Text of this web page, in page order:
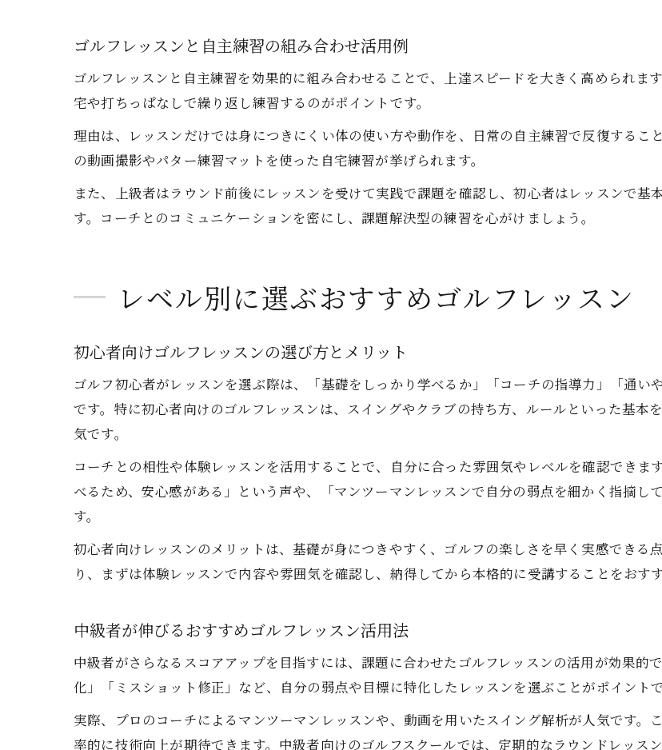
ゴルフレッスンと自主練習の組み合わせ活用例
ゴルフレッスンと自主練習を効果的に組み合わせることで、上達スピードを大きく高められま
宅や打ちっぱなしで繰り返し練習するのがポイントです。
理由は、レッスンだけでは身につきにくい体の使い方や動作を、日常の自主練習で反復する
の動画撮影やパター練習マットを使った自宅練習が挙げられます。
また、上級者はラウンド前後にレッスンを受けて実践で課題を確認し、初心者はレッスンで
す。コーチとのコミュニケーションを密にし、課題解決型の練習を心がけましょう。
レベル別に選ぶおすすめゴルフレッスン
初心者向けゴルフレッスンの選び方とメリット
ゴルフ初心者がレッスンを選ぶ際は、「基礎をしっかり学べるか」「コーチの指導力」「通い
です。特に初心者向けのゴルフレッスンは、スイングやクラブの持ち方、ルールといった基本
気です。
コーチとの相性や体験レッスンを活用することで、自分に合った雰囲気やレベルを確認できま
べるため、安心感がある」という声や、「マンツーマンレッスンで自分の弱点を細かく指摘し
す。
初心者向けレッスンのメリットは、基礎が身につきやすく、ゴルフの楽しさを早く実感できる
り、まずは体験レッスンで内容や雰囲気を確認し、納得してから本格的に受講することをおすす
中級者が伸びるおすすめゴルフレッスン活用法
中級者がさらなるスコアアップを目指すには、課題に合わせたゴルフレッスンの活用が効果的
化」「ミスショット修正」など、自分の弱点や目標に特化したレッスンを選ぶことがポイントで
実際、プロのコーチによるマンツーマンレッスンや、動画を用いたスイング解析が人気です。
率的に技術向上が期待できます。中級者向けのゴルフスクールでは、定期的なラウンドレッス